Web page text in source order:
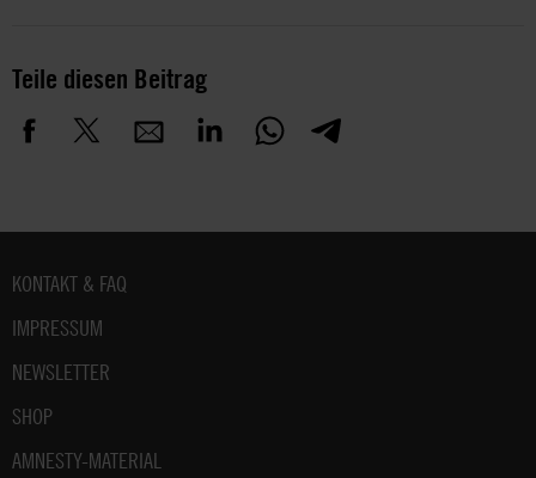
Teile diesen Beitrag
Fußbereich
KONTAKT & FAQ
IMPRESSUM
NEWSLETTER
SHOP
AMNESTY-MATERIAL